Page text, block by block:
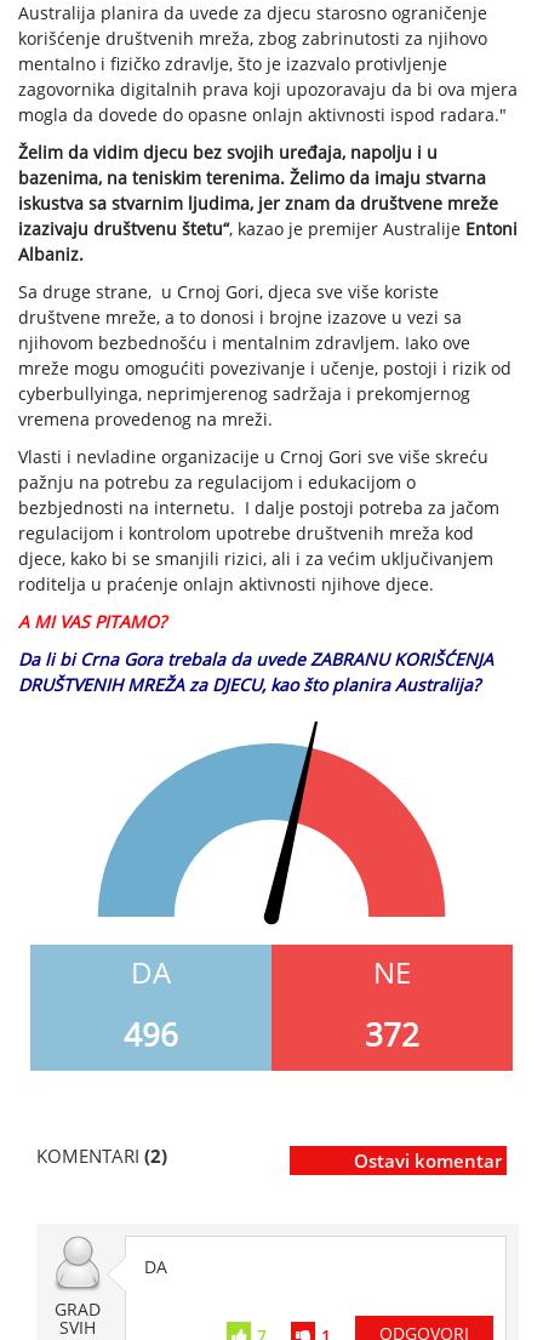
Australija planira da uvede za djecu starosno ograničenje
korišćenje društvenih mreža, zbog zabrinutosti za njihovo
mentalno i fizičko zdravlje, što je izazvalo protivljenje
zagovornika digitalnih prava koji upozoravaju da bi ova mjera
mogla da dovede do opasne onlajn aktivnosti ispod radara."
Želim da vidim djecu bez svojih uređaja, napolju i u
bazenima, na teniskim terenima. Želimo da imaju stvarna
iskustva sa stvarnim ljudima, jer znam da društvene mreže
izazivaju društvenu štetu“, kazao je premijer Australije Entoni
Albaniz.
Sa druge strane, u Crnoj Gori, djeca sve više koriste
društvene mreže, a to donosi i brojne izazove u vezi sa
njihovom bezbednošću i mentalnim zdravljem. Iako ove
mreže mogu omogućiti povezivanje i učenje, postoji i rizik od
cyberbullyinga, neprimjerenog sadržaja i prekomjernog
vremena provedenog na mreži.
Vlasti i nevladine organizacije u Crnoj Gori sve više skreću
pažnju na potrebu za regulacijom i edukacijom o
bezbjednosti na internetu. I dalje postoji potreba za jačom
regulacijom i kontrolom upotrebe društvenih mreža kod
djece, kako bi se smanjili rizici, ali i za većim uključivanjem
roditelja u praćenje onlajn aktivnosti njihove djece.
A MI VAS PITAMO?
Da li bi Crna Gora trebala da uvede ZABRANU KORIŠĆENJA
DRUŠTVENIH MREŽA za DJECU, kao što planira Australija?
DA
496
NE
372
KOMENTARI (2) Ostavi komentar
GRAD
SVIH
DA
ODGOVORI